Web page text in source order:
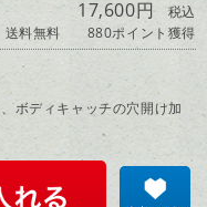
17,600円税込
送料無料
880ポイント獲得
ボディキャッチの穴開け加